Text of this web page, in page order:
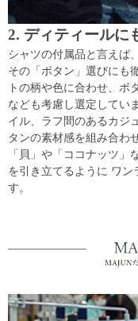
2. ディティールに
シャツの付属品と言えば
その「ボタン」選びにも
トの柄や色に合わせ、ボ
なども考慮し選定してい
イル、ラフ間のあるカジ
タンの素材感を組み合わ
「貝」や「ココナッツ
を引き立てるように ワン
す。